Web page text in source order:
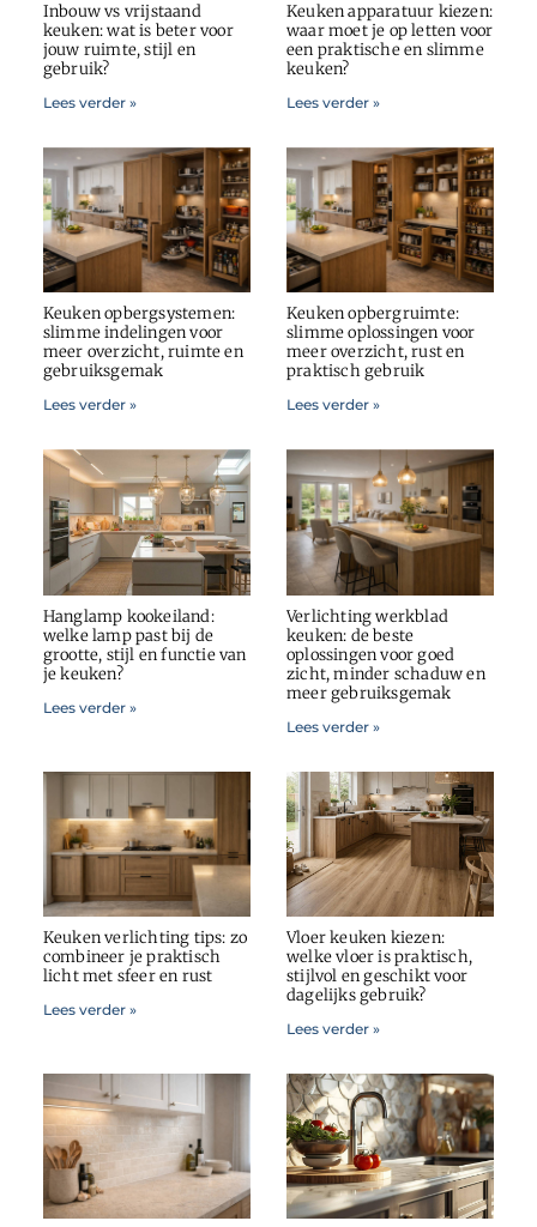
Inbouw vs vrijstaand
keuken: wat is beter voor
jouw ruimte, stijl en
gebruik?
Lees verder »
Keuken apparatuur kiezen:
waar moet je op letten voor
een praktische en slimme
keuken?
Lees verder »
Keuken opbergsystemen:
slimme indelingen voor
meer overzicht, ruimte en
gebruiksgemak
Lees verder »
Keuken opbergruimte:
slimme oplossingen voor
meer overzicht, rust en
praktisch gebruik
Lees verder »
Hanglamp kookeiland:
welke lamp past bij de
grootte, stijl en functie van
je keuken?
Lees verder »
Verlichting werkblad
keuken: de beste
oplossingen voor goed
zicht, minder schaduw en
meer gebruiksgemak
Lees verder »
Keuken verlichting tips: zo
combineer je praktisch
licht met sfeer en rust
Lees verder »
Vloer keuken kiezen:
welke vloer is praktisch,
stijlvol en geschikt voor
dagelijks gebruik?
Lees verder »